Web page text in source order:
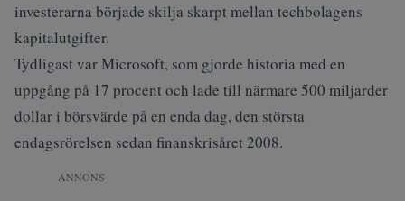
investerarna började skilja skarpt mellan techbolagens
kapitalutgifter.
Tydligast var Microsoft, som gjorde historia med en
uppgång på 17 procent och lade till närmare 500 miljarder
dollar i börsvärde på en enda dag, den största
endagsrörelsen sedan finanskrisåret 2008.
ANNONS